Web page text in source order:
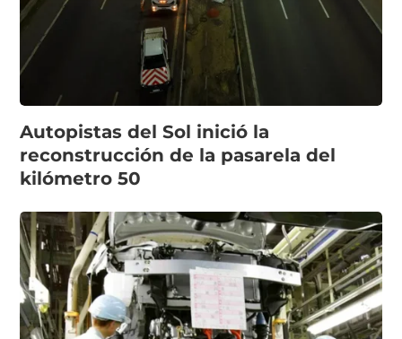
Autopistas del Sol inició la
reconstrucción de la pasarela del
kilómetro 50